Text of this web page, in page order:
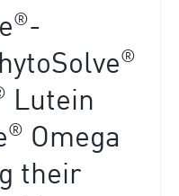
®-
®
Lutein
® Omega
their